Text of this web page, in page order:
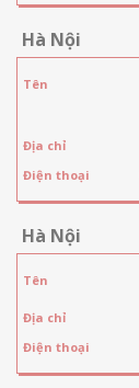
Hà Nội
Tên
Địa chỉ
Điện thoại
Hà Nội
Tên
Địa chỉ
Điện thoại